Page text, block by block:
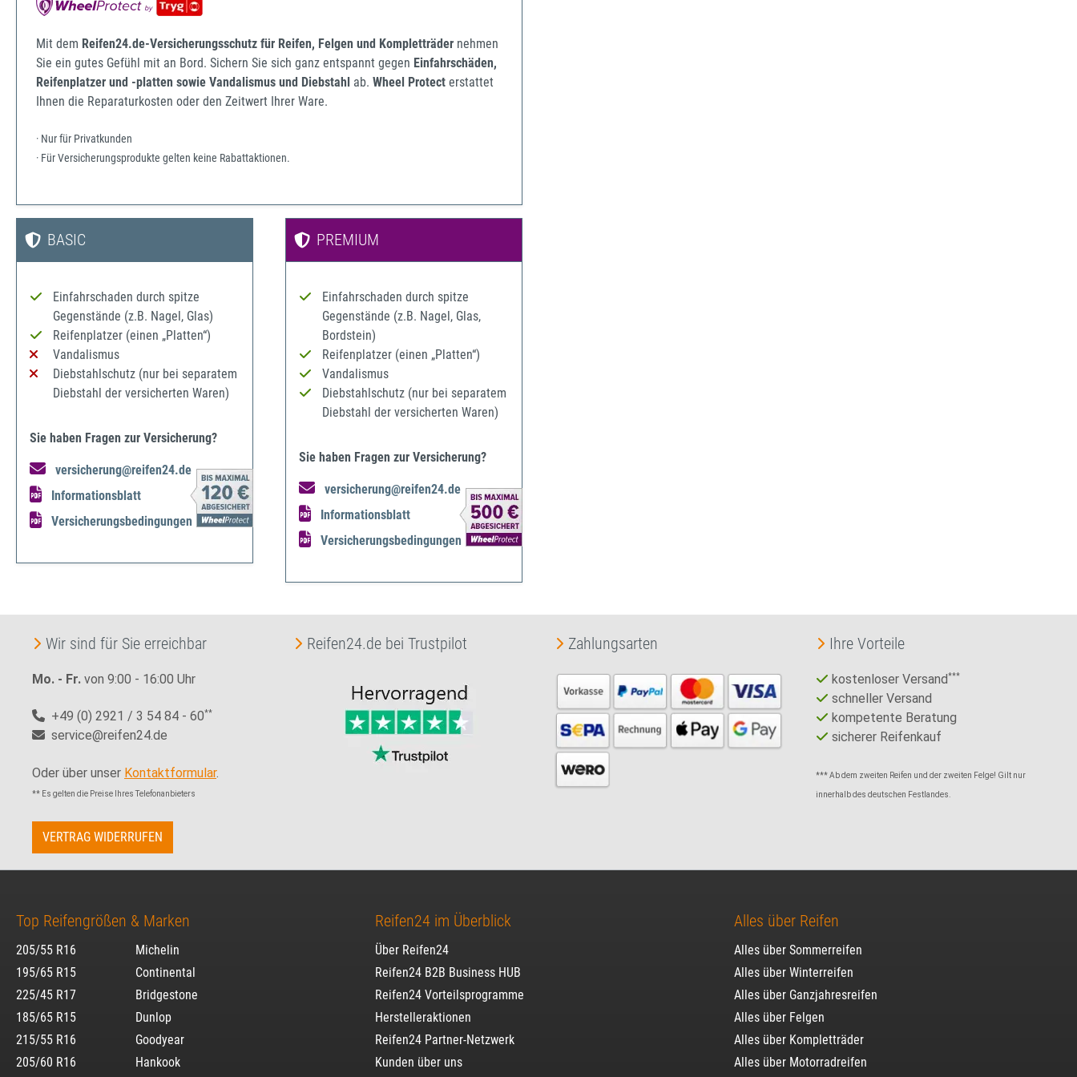
Mit dem Reifen24.de-Versicherungsschutz für Reifen, Felgen und Kompletträder nehmen
Sie ein gutes Gefühl mit an Bord. Sichern Sie sich ganz entspannt gegen Einfahrschäden,
Reifenplatzer und -platten sowie Vandalismus und Diebstahl ab. Wheel Protect erstattet
Ihnen die Reparaturkosten oder den Zeitwert Ihrer Ware.
· Nur für Privatkunden
· Für Versicherungsprodukte gelten keine Rabattaktionen.
BASIC
Einfahrschaden durch spitze
Gegenstände (z.B. Nagel, Glas)
Reifenplatzer (einen „Platten“)
Vandalismus
Diebstahlschutz (nur bei separatem
Diebstahl der versicherten Waren)
Sie haben Fragen zur Versicherung?
versicherung@reifen24.de
Informationsblatt
Versicherungsbedingungen
PREMIUM
Einfahrschaden durch spitze
Gegenstände (z.B. Nagel, Glas,
Bordstein)
Reifenplatzer (einen „Platten“)
Vandalismus
Diebstahlschutz (nur bei separatem
Diebstahl der versicherten Waren)
Sie haben Fragen zur Versicherung?
versicherung@reifen24.de
Informationsblatt
Versicherungsbedingungen
Wir sind für Sie erreichbar
Mo. - Fr. von 9:00 - 16:00 Uhr
+49 (0) 2921 / 3 54 84 - 60**
service@reifen24.de
Oder über unser Kontaktformular.
** Es gelten die Preise Ihres Telefonanbieters
VERTRAG WIDERRUFEN
Reifen24.de bei Trustpilot Zahlungsarten Ihre Vorteile
kostenloser Versand***
schneller Versand
kompetente Beratung
sicherer Reifenkauf
*** Ab dem zweiten Reifen und der zweiten Felge! Gilt nur
innerhalb des deutschen Festlandes.
Top Reifengrößen & Marken
205/55 R16
195/65 R15
225/45 R17
185/65 R15
215/55 R16
205/60 R16
Michelin
Continental
Bridgestone
Dunlop
Goodyear
Hankook
Reifen24 im Überblick
Über Reifen24
Reifen24 B2B Business HUB
Reifen24 Vorteilsprogramme
Herstelleraktionen
Reifen24 Partner-Netzwerk
Kunden über uns
Alles über Reifen
Alles über Sommerreifen
Alles über Winterreifen
Alles über Ganzjahresreifen
Alles über Felgen
Alles über Kompletträder
Alles über Motorradreifen